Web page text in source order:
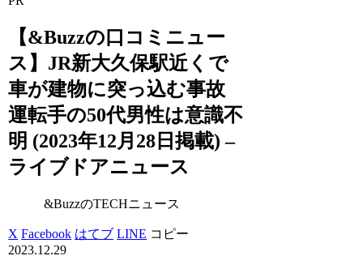
【&Buzzの口コミニュー
ス】JR新大久保駅近くで
車が建物に突っ込む事故
運転手の50代男性は意識不
明 (2023年12月28日掲載) –
ライブドアニュース
&BuzzのTECHニュース
X Facebook はてブ LINE コピー
2023.12.29